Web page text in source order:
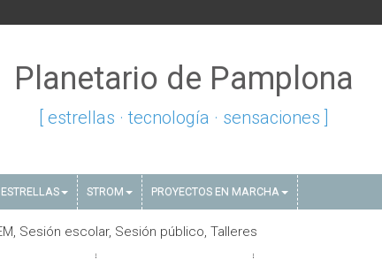
Planetario de Pamplona
[ estrellas · tecnología · sensaciones ]
STROM PROYECTOS EN MARCHA
Sesión escolar, Sesión público, Talleres